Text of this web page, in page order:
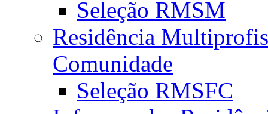
Seleção RMSM
Residência
Comunidade
Seleção RMSFC